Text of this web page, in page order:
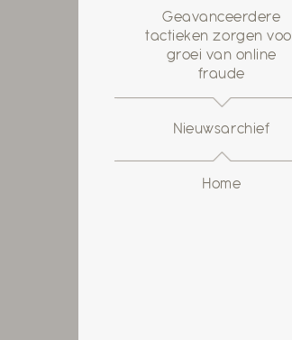
Geavanceerdere
tactieken zorgen
groei van online
fraude
Nieuwsarchief
Home